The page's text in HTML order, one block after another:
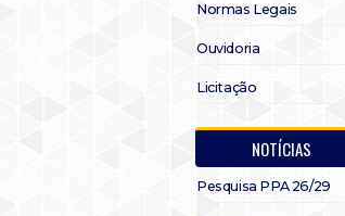
Normas Legais
Ouvidoria
Licitação
NOTÍCIAS
Pesquisa PPA 26/29